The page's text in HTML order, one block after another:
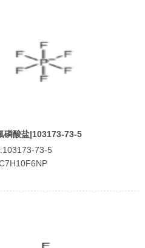
磷酸盐|103173-73-5
73-5